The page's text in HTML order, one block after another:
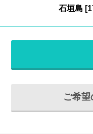
ご希